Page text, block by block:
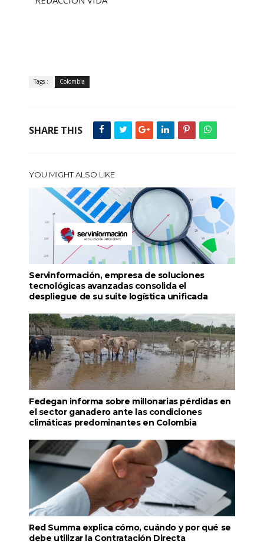
Tags : Colombia
SHARE THIS
YOU MIGHT ALSO LIKE
Servinformación, empresa de soluciones
tecnológicas avanzadas consolida el
despliegue de su suite logística unificada
Fedegan informa sobre millonarias pérdidas en
el sector ganadero ante las condiciones
climáticas predominantes en Colombia
Red Summa explica cómo, cuándo y por qué se
debe utilizar la Contratación Directa